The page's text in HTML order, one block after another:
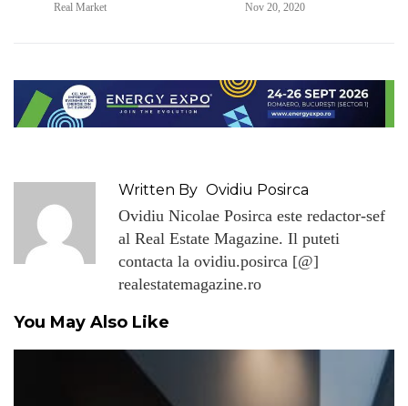
Real Market Nov 20, 2020
Written By Ovidiu Posirca
Ovidiu Nicolae Posirca este redactor-sef
al Real Estate Magazine. Il puteti
contacta la ovidiu.posirca [@]
realestatemagazine.ro
You May Also Like